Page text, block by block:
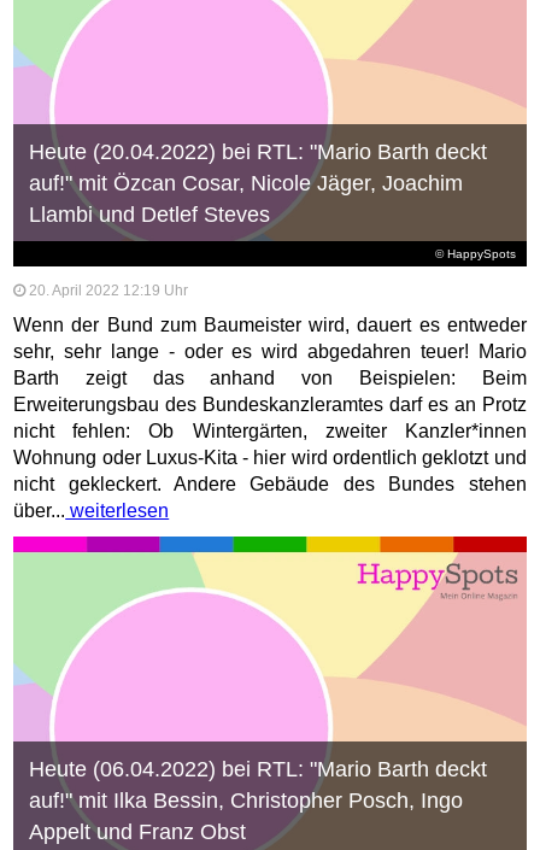
© HappySpots
Heute (20.04.2022) bei RTL: "Mario Barth deckt
auf!" mit Özcan Cosar, Nicole Jäger, Joachim
Llambi und Detlef Steves
20. April 2022 12:19 Uhr
Wenn der Bund zum Baumeister wird, dauert es entweder
sehr, sehr lange - oder es wird abgedahren teuer! Mario
Barth zeigt das anhand von Beispielen: Beim
Erweiterungsbau des Bundeskanzleramtes darf es an Protz
nicht fehlen: Ob Wintergärten, zweiter Kanzler*innen
Wohnung oder Luxus-Kita - hier wird ordentlich geklotzt und
nicht gekleckert. Andere Gebäude des Bundes stehen
über... weiterlesen
Heute (06.04.2022) bei RTL: "Mario Barth deckt
auf!" mit Ilka Bessin, Christopher Posch, Ingo
Appelt und Franz Obst